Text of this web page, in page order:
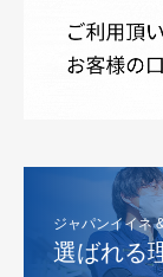
ジャパンイイネ
選ばれる